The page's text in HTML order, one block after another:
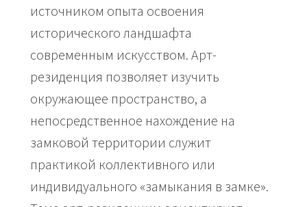
источником опыта освоения
исторического ландшафта
современным искусством. Арт-
резиденция позволяет изучить
окружающее пространство, а
непосредственное нахождение на
замковой территории служит
практикой коллективного или
индивидуального «замыкания в замке».